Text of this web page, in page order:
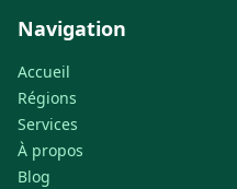
Navigation
Accueil
Régions
Services
À propos
Blog